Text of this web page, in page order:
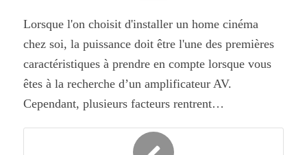
Lorsque l'on choisit d'installer un home cinéma
chez soi, la puissance doit être l'une des premières
caractéristiques à prendre en compte lorsque vous
êtes à la recherche d’un amplificateur AV.
Cependant, plusieurs facteurs rentrent…